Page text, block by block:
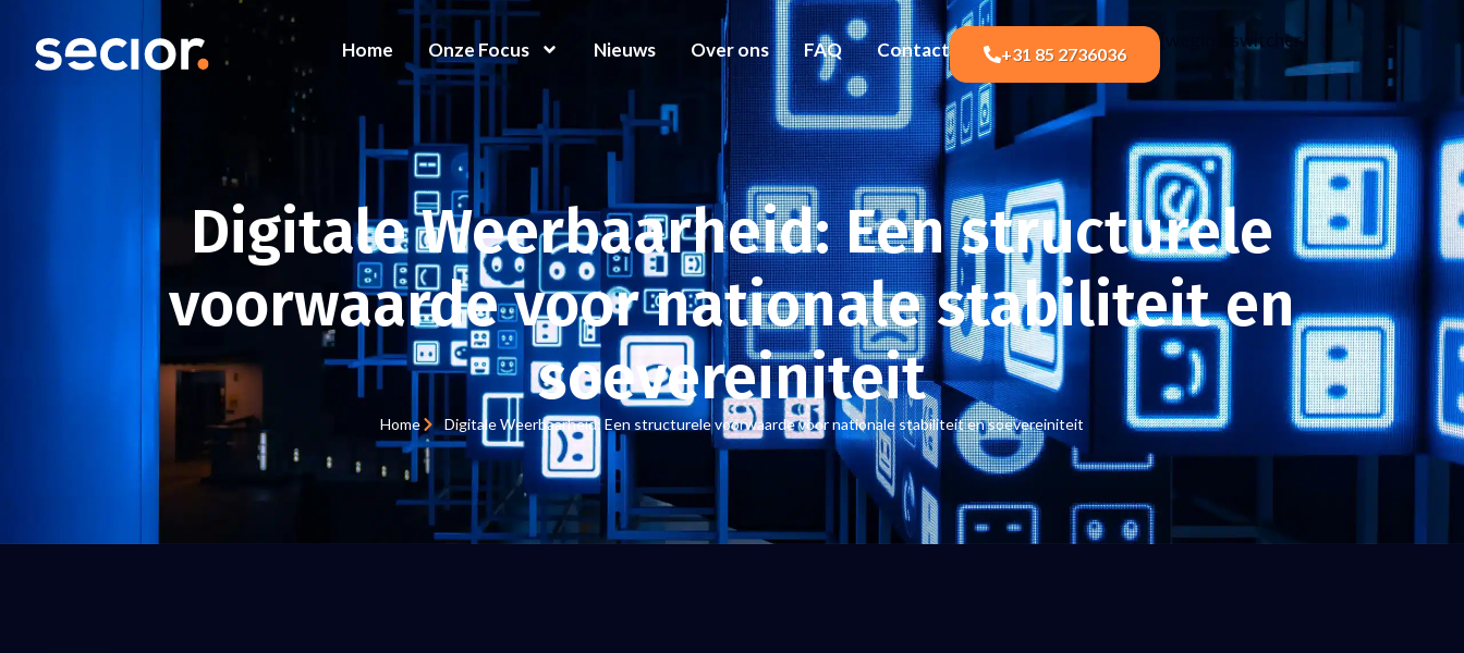
Home Onze Focus Nieuws Over ons FAQ Contact +31 85 2736036
[weglot_switcher]
Digitale Weerbaarheid: Een structurele
voorwaarde voor nationale stabiliteit en
soevereiniteit
Home Digitale Weerbaarheid: Een structurele voorwaarde voor nationale stabiliteit en soevereiniteit